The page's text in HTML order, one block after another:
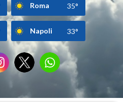
Roma 35°
Napoli 33°